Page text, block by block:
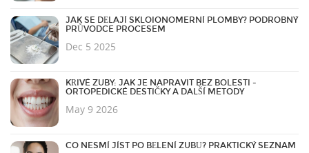
JAK SE DĚLAJÍ SKLOIONOMERNÍ PLOMBY? PODROBNÝ
PRŮVODCE PROCESEM
Dec 5 2025
KŘIVÉ ZUBY: JAK JE NAPRAVIT BEZ BOLESTI -
ORTOPEDICKÉ DESTIČKY A DALŠÍ METODY
May 9 2026
CO NESMÍ JÍST PO BĚLENÍ ZUBŮ? PRAKTICKÝ SEZNAM